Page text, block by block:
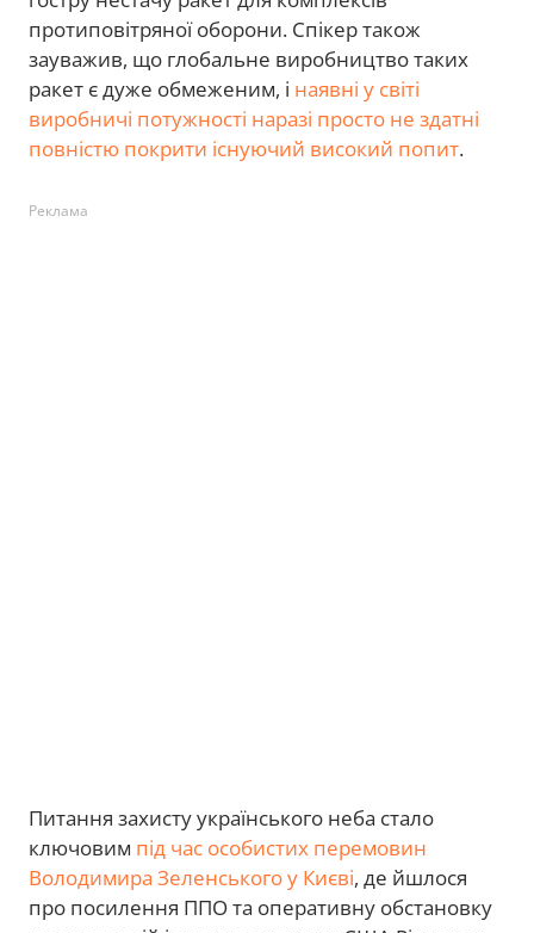
протиповітряної оборони. Спікер також
зауважив, що глобальне виробництво таких
ракет є дуже обмеженим, і наявні у світі
виробничі потужності наразі просто не здатні
повністю покрити існуючий високий попит.
Реклама
Питання захисту українського неба стало
ключовим під час особистих перемовин
Володимира Зеленського у Києві, де йшлося
про посилення ППО та оперативну обстановку